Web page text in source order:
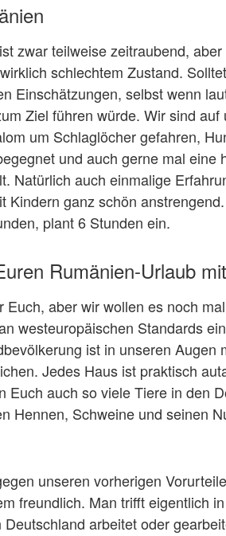
zwar teilweise zeitraubend,
schlechtem Zustand.
Einschätzungen, selbst wenn
Ziel führen würde. Wir sind auf
um Schlaglöcher gefahren,
und auch gerne mal eine
Natürlich auch einmalige
Kindern ganz schön
plant 6 Stunden ein.
Rumänien-Urlaub
Euch, aber wir wollen es noch
westeuropäischen Standards
ist in unseren Augen
Jedes Haus ist praktisch
Euch auch so viele Tiere in den
Hennen, Schweine und seinen
unseren vorherigen
freundlich. Man trifft eigentlich
arbeitet oder